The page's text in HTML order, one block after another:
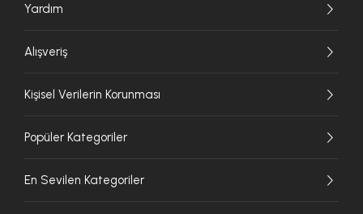
Yardım
Alışveriş
Kişisel Verilerin Korunması
Popüler Kategoriler
En Sevilen Kategoriler